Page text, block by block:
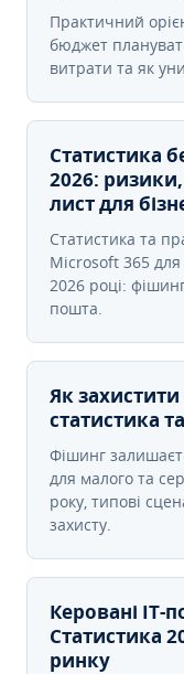
Практичний
бюджет
витрати та як
Статистика
2026:
лист для
Статистика та
Microsoft 365 для
2026 році:
пошта.
Як захистити
статистика
Фішинг
для малого та
року, типові
захисту.
Керовані ІТ-
Статистика
ринку